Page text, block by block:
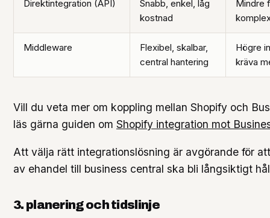
Direktintegration (API)
Snabb, enkel, låg
kostnad
Mindre
Middleware
Flexibel, skalbar,
central hantering
Högre
kräva
Vill du veta mer om koppling mellan Shopify och
läs gärna guiden om Shopify integration mot
Att välja rätt integrationslösning är avgörande för
av ehandel till business central ska bli långsiktigt
3. planering och tidslinje